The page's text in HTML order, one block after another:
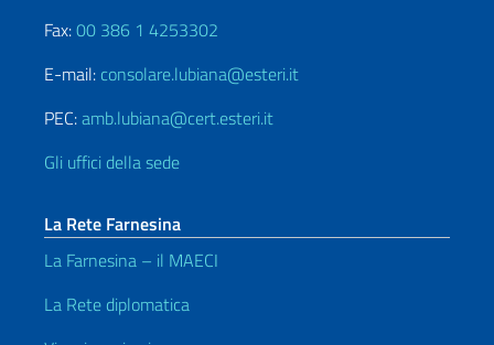
Fax:00 386 1 4253302
E-mail: consolare.lubiana@esteri.it
PEC:amb.lubiana@cert.esteri.it
Gli uffici della sede
La Rete Farnesina
La Farnesina – il MAECI
La Rete diplomatica